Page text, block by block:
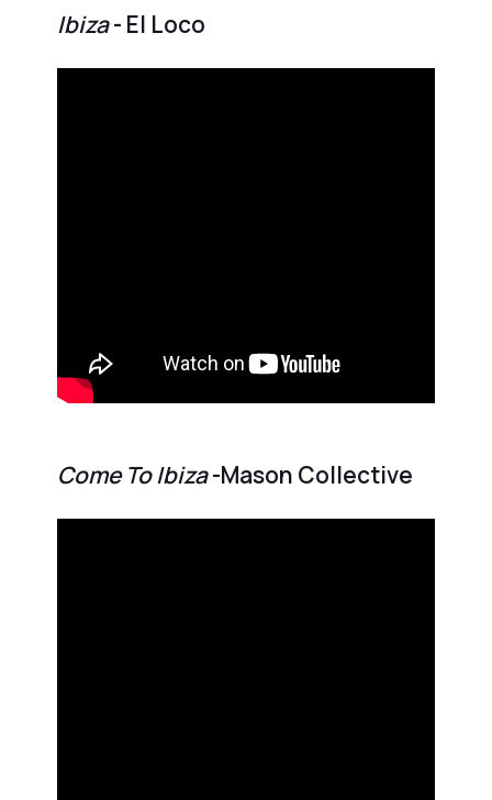
Ibiza- El Loco
Come To Ibiza-Mason Collective